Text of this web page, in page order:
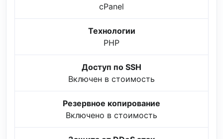
cPanel
Технологии
PHP
Доступ по SSH
Включен в стоимость
Резервное копирование
Включено в стоимость